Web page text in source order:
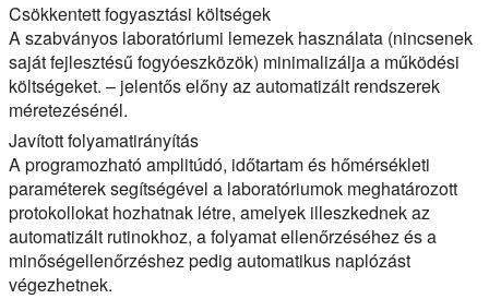
Csökkentett fogyasztási költségek
A szabványos laboratóriumi lemezek használata (nincsenek
saját fejlesztésű fogyóeszközök) minimalizálja a működési
költségeket. – jelentős előny az automatizált rendszerek
méretezésénél.
Javított folyamatirányítás
A programozható amplitúdó, időtartam és hőmérsékleti
paraméterek segítségével a laboratóriumok meghatározott
protokollokat hozhatnak létre, amelyek illeszkednek az
automatizált rutinokhoz, a folyamat ellenőrzéséhez és a
minőségellenőrzéshez pedig automatikus naplózást
végezhetnek.